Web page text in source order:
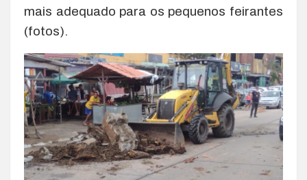
mais adequado para os pequenos feirantes
(fotos).